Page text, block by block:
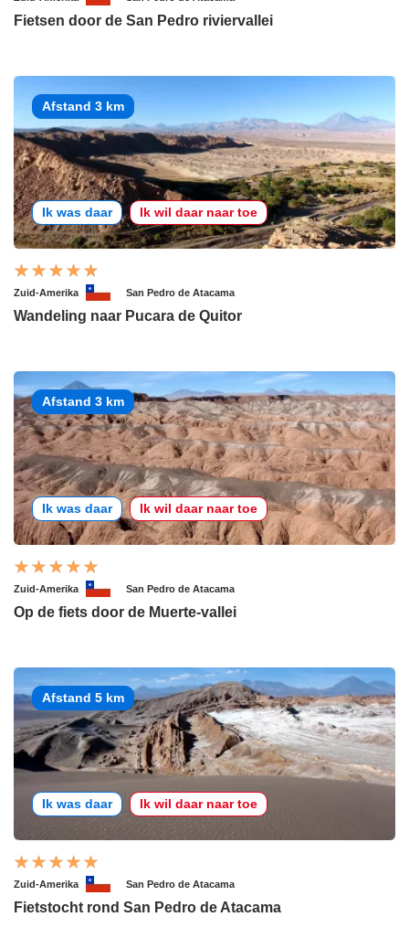
Fietsen door de San Pedro riviervallei
Afstand 3 km
Ik was daar Ik wil daar naar toe
Zuid-Amerika San Pedro de Atacama
Wandeling naar Pucara de Quitor
Afstand 3 km
Ik was daar Ik wil daar naar toe
Zuid-Amerika San Pedro de Atacama
Op de fiets door de Muerte-vallei
Afstand 5 km
Ik was daar Ik wil daar naar toe
Zuid-Amerika San Pedro de Atacama
Fietstocht rond San Pedro de Atacama